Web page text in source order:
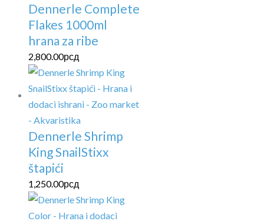
Dennerle Complete
Flakes 1000ml
hrana za ribe
2,800.00рсд
Dennerle Shrimp
King SnailStixx
štapići
1,250.00рсд